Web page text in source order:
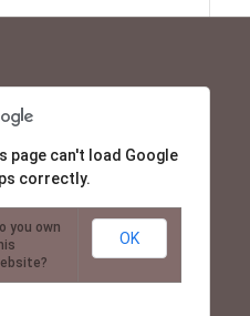
page can't load Google
correctly.
you own
OK